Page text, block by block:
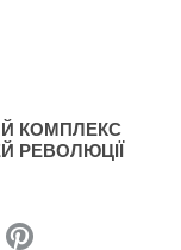
КОМПЛЕКС
РЕВОЛЮЦІЇ